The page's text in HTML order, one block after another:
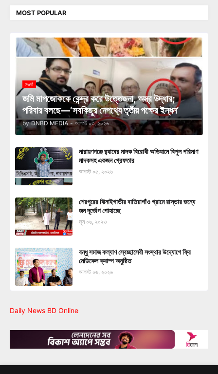
MOST POPULAR
নওগাঁ
জমি মাপজোককে কেন্দ্র করে উত্তেজনা, অস্ত্র উদ্ধার;
পরিবার বলছে—‘সবকিছুর নেপথ্যে তৃতীয় পক্ষের ইন্ধন’
by DNBD MEDIA - আগস্ট ০৩, ২০২৬
নারায়ণগঞ্জে র‍্যাবের মাদক বিরোধী অভিযানে বিপুল পরিমাণ
মাদকসহ একজন গ্রেফতার
আগস্ট ০৫, ২০২৬
শেরপুরের ঝিনাইগাতীর বাতিয়াগাঁও গ্রামে রাস্তার জন্যে
জন দূর্ভোগ পোহাচ্ছে
জুন ০৬, ২০২৩
বন্ধু সমাজ কল্যাণ স্বেচ্ছাসেবী সংস্থার উদ্যোগে ফ্রি
মেডিকেল ক্যাম্প অনুষ্ঠিত
আগস্ট ০৬, ২০২৬
Daily News BD Online